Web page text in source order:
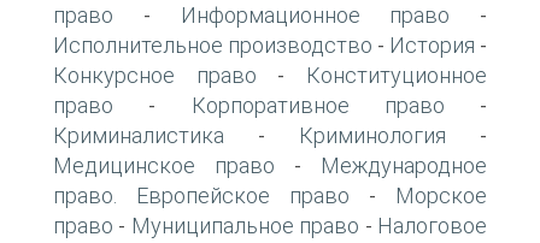
право - Информационное право -
Исполнительное производство - История -
Конкурсное право -
Конституционное
право - Корпоративное право -
Криминалистика - Криминология -
Медицинское право -
Международное
право. Европейское право -
Морское
право - Муниципальное право - Налоговое